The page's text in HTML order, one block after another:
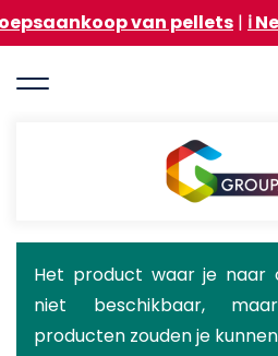
Overslaan
en
de
van pellets|ℹ️ Neem deel
Groupasol
Statusbericht
Het product waar je naar
niet beschikbaar,
producten zouden je